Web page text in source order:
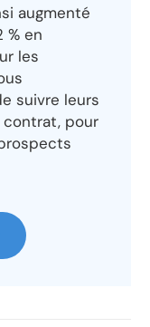
augmenté
% en
les
suivre leurs
contrat, pour